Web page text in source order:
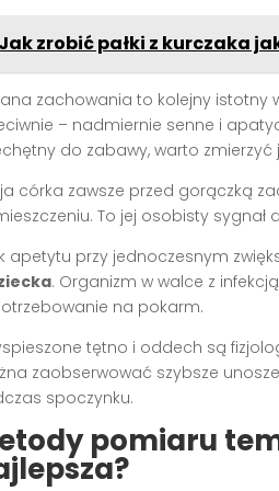
Jak zrobić pałki z kurczaka
zachowania to kolejny istotny
– nadmiernie senne i
do zabawy, warto
córka zawsze przed gorączką
To jej osobisty
apetytu przy jednoczesnym
. Organizm w walce z
na pokarm.
tętno i oddech są
zaobserwować szybsze
spoczynku.
pomiaru